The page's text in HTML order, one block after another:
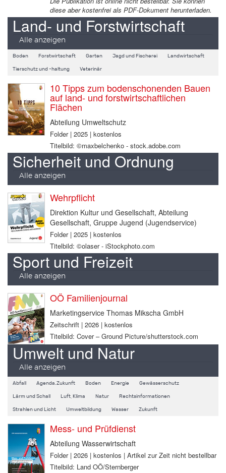
diese aber kostenfrei als PDF-Dokument herunterladen.
Land- und Forstwirtschaft
Alle anzeigen
Boden Forstwirtschaft Garten Jagd und Fischerei Landwirtschaft
Tierschutz und -haltung Veterinär
10 Tipps zum bodenschonenden Bauen
auf land- und forstwirtschaftlichen
Flächen
Abteilung Umweltschutz
Folder | 2025 | kostenlos
Titelbild: ©maxbelchenko - stock.adobe.com
Sicherheit und Ordnung
Alle anzeigen
Wehrpflicht
Direktion Kultur und Gesellschaft, Abteilung
Gesellschaft, Gruppe Jugend (Jugendservice)
Folder | 2025 | kostenlos
Titelbild: ©olaser - iStockphoto.com
Sport und Freizeit
Alle anzeigen
OÖ Familienjournal
Marketingservice Thomas Mikscha GmbH
Zeitschrift | 2026 | kostenlos
Titelbild: Cover – Ground Picture/shutterstock.com
Umwelt und Natur
Alle anzeigen
Abfall Agenda.Zukunft Boden Energie Gewässerschutz
Lärm und Schall Luft, Klima Natur Rechtsinformationen
Strahlen und Licht Umweltbildung Wasser Zukunft
Mess- und Prüfdienst
Abteilung Wasserwirtschaft
Folder | 2026 | kostenlos | Artikel zur Zeit nicht bestellbar
Titelbild: Land OÖ/Sternberger